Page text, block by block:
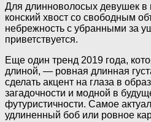
Для длинноволосых девушек в
конский хвост со свободным
небрежность с убранными за
приветствуется.
Еще один тренд 2019 года,
длиной, — ровная длинная
сделать акцент на глаза в
загадочности и модной в
футуристичности. Самое
удлиненный боб или ровное